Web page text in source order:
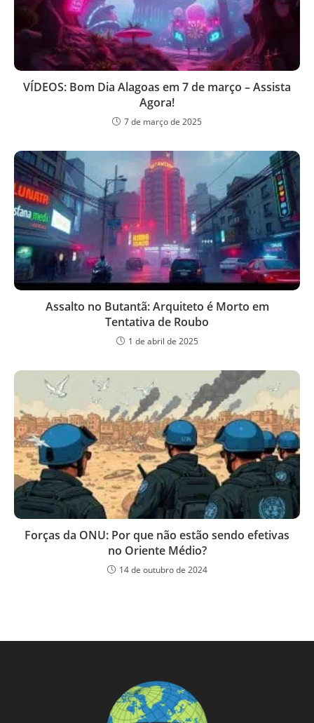
VÍDEOS: Bom Dia Alagoas em 7 de março – Assista
Agora!
7 de março de 2025
Assalto no Butantã: Arquiteto é Morto em
Tentativa de Roubo
1 de abril de 2025
Forças da ONU: Por que não estão sendo efetivas
no Oriente Médio?
14 de outubro de 2024